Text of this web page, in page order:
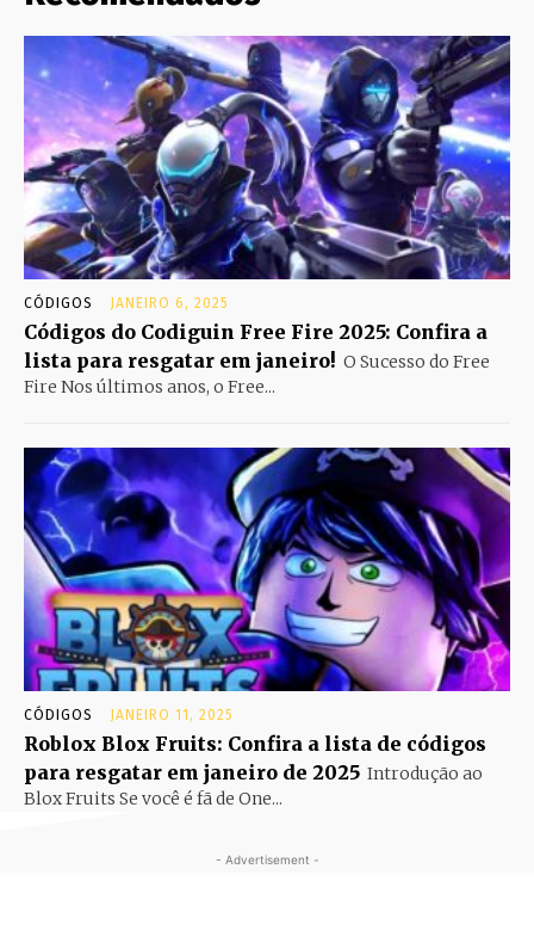
CÓDIGOS JANEIRO 6, 2025
Códigos do Codiguin Free Fire 2025: Confira a
lista para resgatar em janeiro! O Sucesso do Free
Fire Nos últimos anos, o Free...
CÓDIGOS JANEIRO 11, 2025
Roblox Blox Fruits: Confira a lista de códigos
para resgatar em janeiro de 2025 Introdução ao
Blox Fruits Se você é fã de One...
- Advertisement -